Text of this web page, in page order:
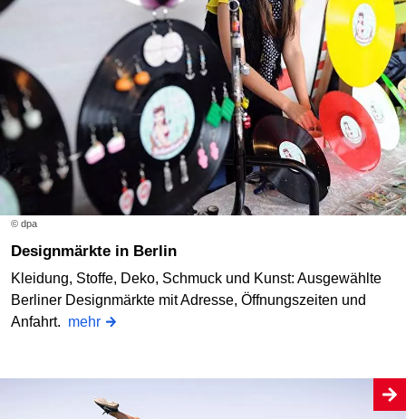
© dpa
Designmärkte in Berlin
Kleidung, Stoffe, Deko, Schmuck und Kunst: Ausgewählte
Berliner Designmärkte mit Adresse, Öffnungszeiten und
Anfahrt. mehr